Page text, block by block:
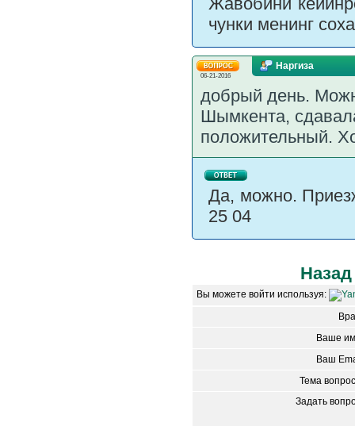
чунки менинг
06-21-2016
Наргиза
добрый день.
Шымкента,
положительный.
Да, можно.
25 04
Назад
Вы можете войти используя:
Ваше
Ваш
Тема
Задать